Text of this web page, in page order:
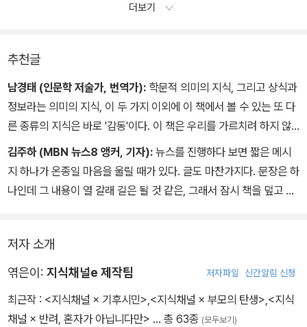
더보기
추천글
남경태 (인문학 저술가, 번역가): 학문적 의미의 지식, 그리고 상식과
정보라는 의미의 지식, 이 두 가지 이외에 이 책에서 볼 수 있는 또 다
른 종류의 지식은 바로 '감동'이다. 이 책은 우리를 가르치려 하지 않
고 '쿨'하게 사실과 내용을 늘어놓을 뿐이다. 판단은 독자의 몫이다.
감동이라는 핫코드를 전달하는 방식이 쿨하다는 것은 흥미로운 역설
이다.
김주하 (MBN 뉴스8 앵커, 기자): 뉴스를 진행하다 보면 짧은 메시
지 하나가 온종일 마음을 울릴 때가 있다. 글도 마찬가지다. 문장은 하
나인데 그 내용이 열 갈래 길은 될 것 같은, 그래서 잠시 책을 덮고 창
이 될 것이다.
저자 소개
엮은이: 지식채널e 제작팀 저자파일 신간알림 신청
최근작 : <지식채널 × 기후시민> <지식채널 × 부모의 탄생> <지식
채널 × 반려, 혼자가 아닙니다만> … 총 63종 (모두보기)